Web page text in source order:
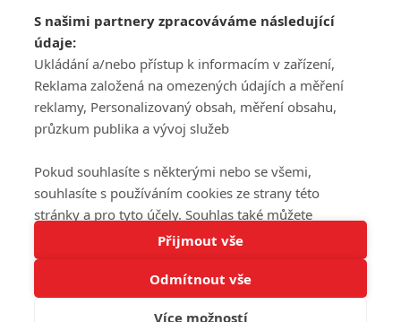
Tato stránka používá soubory cookies.
Rozumím
Šéfredaktorkou webu jePetr Slavík, e-mailserialy@fandimefilmu.cz
Máte-li zájem o inzerci na našem webu napište nám na e-mail
studio@koncal.com
Ochrana osobních údajů|Zásady používání cookies |Pravidla webu
Upravit nastavení soukromí
© 2016 – 2026 FandimeSerialum.cz / All rights reserved /
S našimi partnery zpracováváme následující
údaje:
Ukládání a/nebo přístup k informacím v zařízení,
Reklama založená na omezených údajích a měření
reklamy, Personalizovaný obsah, měření obsahu,
průzkum publika a vývoj služeb
Pokud souhlasíte s některými nebo se všemi,
souhlasíte s používáním cookies ze strany této
stránky a pro tyto účely. Souhlas také můžete
odmítnout, ale v takovém případě vám na stránce
nebudou k dispozici některé personalizované funkce.
Vaše volby souhlasu se budou vztahovat pouze na
tuto webovou stránku. Vaše nastavení a odvolání
Přijmout vše
Odmítnout vše
Více možností